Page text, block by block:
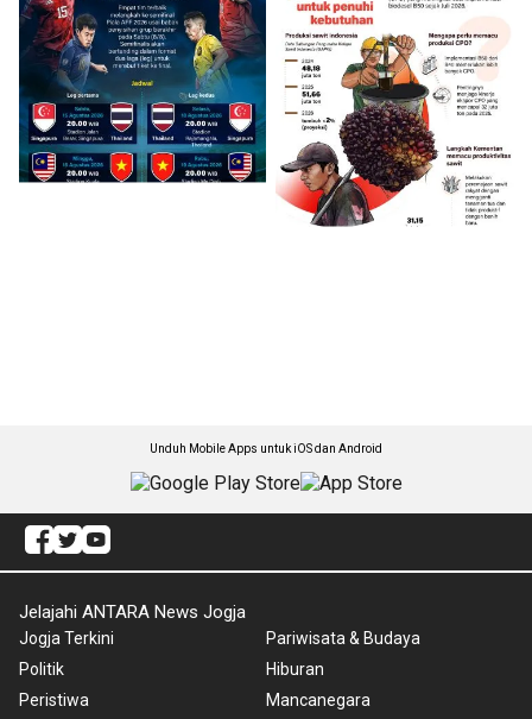
Unduh Mobile Apps untuk iOS dan Android
Jelajahi ANTARA News Jogja
Jogja Terkini
Politik
Peristiwa
Pariwisata & Budaya
Hiburan
Mancanegara